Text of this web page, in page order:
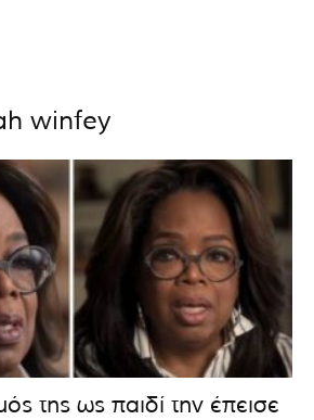
winfey
της ως παιδί την έπεισε